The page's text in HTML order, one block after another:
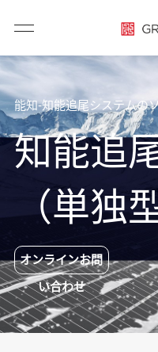
能知-知能追尾システムの
知能追
（単独
オンラインお問
い合わせ